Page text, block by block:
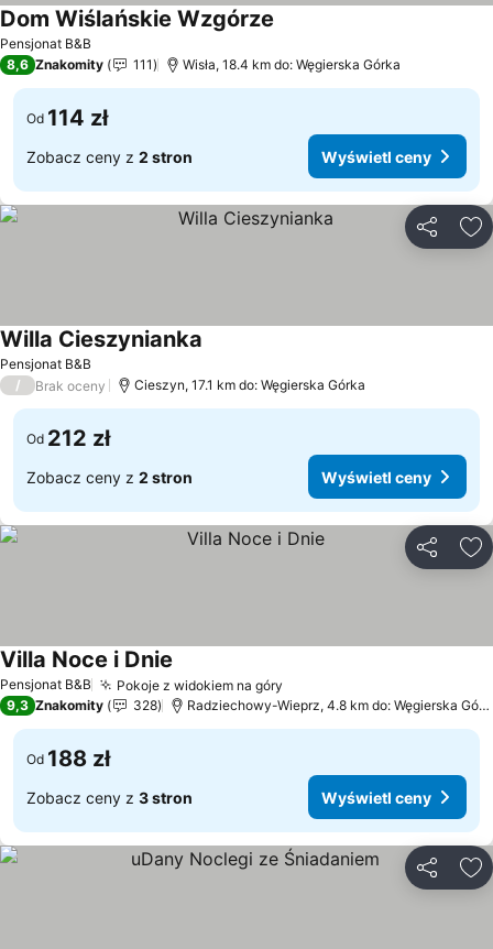
Pensjonat B&B
Dom Wiślańskie Wzgórze
8,6 Znakomity 111 Wisła, 18.4 km do: Węgierska Górka
Od 114 zł
Zobacz ceny z 2 stron Wyświetl ceny
Pensjonat B&B
Willa Cieszynianka
/ Brak oceny Cieszyn, 17.1 km do: Węgierska Górka
Od 212 zł
Zobacz ceny z 2 stron Wyświetl ceny
Pensjonat B&B Pokoje z widokiem na góry
Villa Noce i Dnie
9,3 Znakomity 328 Radziechowy-Wieprz, 4.8 km do: Węgierska
Od 188 zł
Zobacz ceny z 3 stron Wyświetl ceny